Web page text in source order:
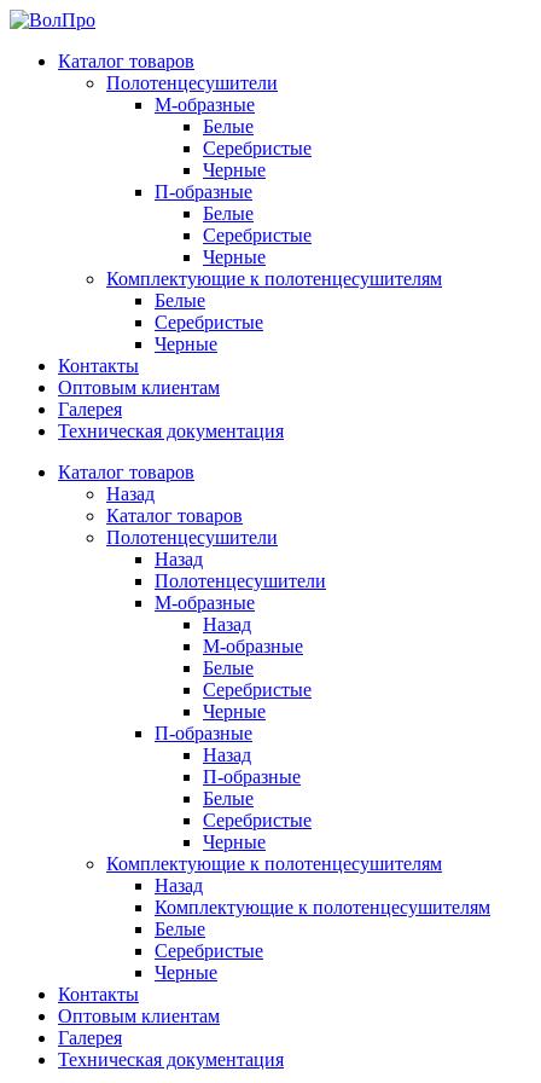
Каталог товаров
Полотенцесушители
М-образные
Белые
Серебристые
Черные
П-образные
Белые
Серебристые
Черные
Комплектующие к полотенцесушителям
Белые
Серебристые
Черные
Контакты
Оптовым клиентам
Галерея
Техническая документация
Каталог товаров
Назад
Каталог товаров
Полотенцесушители
Назад
Полотенцесушители
М-образные
Назад
М-образные
Белые
Серебристые
Черные
П-образные
Назад
П-образные
Белые
Серебристые
Черные
Комплектующие к полотенцесушителям
Назад
Комплектующие к полотенцесушителям
Белые
Серебристые
Черные
Контакты
Оптовым клиентам
Галерея
Техническая документация